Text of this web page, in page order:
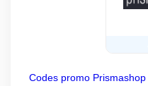
Codes promo Prismashop